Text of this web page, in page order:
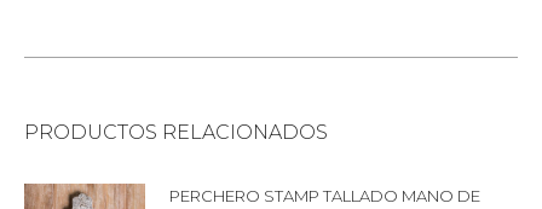
PRODUCTOS RELACIONADOS
PERCHERO STAMP TALLADO MANO DE